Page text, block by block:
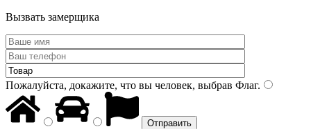
Вызвать замерщика
Пожалуйста, докажите, что вы человек, выбрав Флаг.